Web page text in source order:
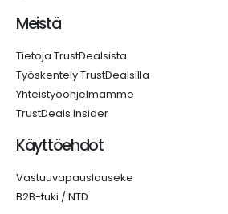
Meistä
Tietoja TrustDealsista
Työskentely TrustDealsilla
Yhteistyöohjelmamme
TrustDeals Insider
Käyttöehdot
Vastuuvapauslauseke
B2B-tuki / NTD